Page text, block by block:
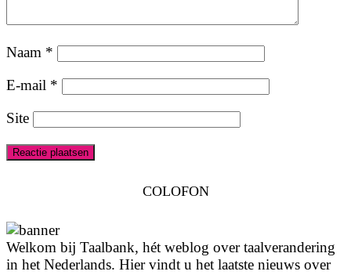
Naam *
E-mail *
Site
COLOFON
Welkom bij Taalbank, hét weblog over taalverandering
in het Nederlands. Hier vindt u het laatste nieuws over